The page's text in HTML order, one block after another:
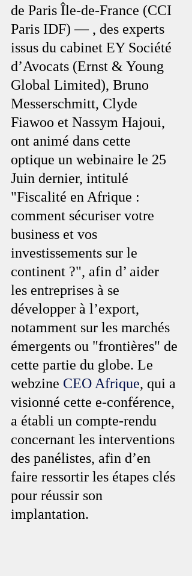
de Paris Île-de-France (CCI
Paris IDF) — , des experts
issus du cabinet EY Société
d’Avocats (Ernst & Young
Global Limited), Bruno
Messerschmitt, Clyde
Fiawoo et Nassym Hajoui,
ont animé dans cette
optique un webinaire le 25
Juin dernier, intitulé
"Fiscalité en Afrique :
comment sécuriser votre
business et vos
investissements sur le
continent ?", afin d’ aider
les entreprises à se
développer à l’export,
notamment sur les marchés
émergents ou "frontières" de
cette partie du globe. Le
webzine CEO Afrique, qui a
visionné cette e-conférence,
a établi un compte-rendu
concernant les interventions
des panélistes, afin d’en
faire ressortir les étapes clés
pour réussir son
implantation.